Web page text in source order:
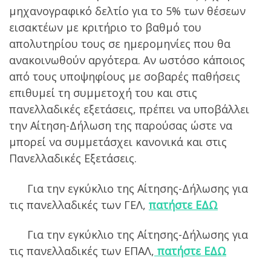
μηχανογραφικό δελτίο για το 5% των θέσεων
εισακτέων με κριτήριο το βαθμό του
απολυτηρίου τους σε ημερομηνίες που θα
ανακοινωθούν αργότερα. Αν ωστόσο κάποιος
από τους υποψηφίους με σοβαρές παθήσεις
επιθυμεί τη συμμετοχή του και στις
πανελλαδικές εξετάσεις, πρέπει να υποβάλλει
την Αίτηση-Δήλωση της παρούσας ώστε να
μπορεί να συμμετάσχει κανονικά και στις
Πανελλαδικές Εξετάσεις.
Για την εγκύκλιο της Αίτησης-Δήλωσης για
τις πανελλαδικές των ΓΕΛ, πατήστε ΕΔΩ
Για την εγκύκλιο της Αίτησης-Δήλωσης για
τις πανελλαδικές των ΕΠΑΛ, πατήστε ΕΔΩ